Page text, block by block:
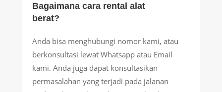
Bagaimana cara rental alat
berat?
Anda bisa menghubungi nomor kami, atau
berkonsultasi lewat Whatsapp atau Email
kami. Anda juga dapat konsultasikan
permasalahan yang terjadi pada jalanan